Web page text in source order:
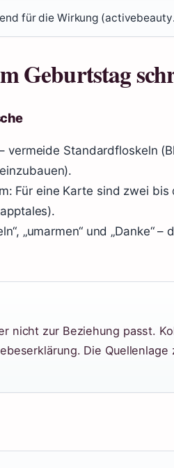
für die Wirkung
Geburtstag
vermeide Standardfloskeln
Für eine Karte sind zwei bis
„umarmen“ und „Danke“ –
nicht zur Beziehung passt.
Die Quellenlage